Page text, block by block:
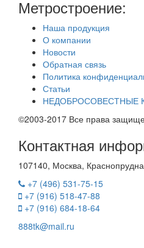
Метростроение:
Наша продукция
О компании
Новости
Обратная связь
Политика
Статьи
НЕДОБРОСОВЕСТНЫЕ
©2003-2017 Все права
Контактная
107140, Москва,
+7 (496) 531-75-15
+7 (916) 518-47-88
+7 (916) 684-18-64
888tk@mail.ru